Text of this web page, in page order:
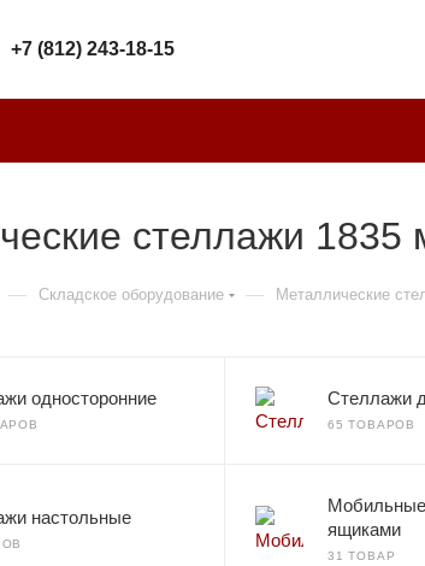
+7 (812) 243-18-15
стеллажи 1835
— Складское оборудование — Металлические
односторонние Стеллажи
65 ТОВАРОВ
настольные
ящиками
31 ТОВАР